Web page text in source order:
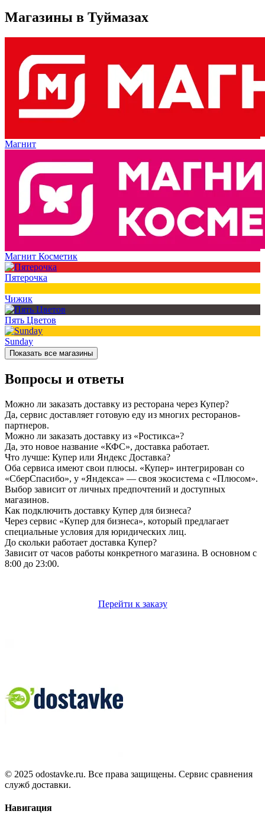
Магазины в Туймазах
Магнит
Магнит Косметик
Пятерочка
Чижик
Пять Цветов
Sunday
Показать все магазины
Вопросы и ответы
Можно ли заказать доставку из ресторана через Купер?
Да, сервис доставляет готовую еду из многих ресторанов-
партнеров.
Можно ли заказать доставку из «Ростикса»?
Да, это новое название «КФС», доставка работает.
Что лучше: Купер или Яндекс Доставка?
Оба сервиса имеют свои плюсы. «Купер» интегрирован со
«СберСпасибо», у «Яндекса» — своя экосистема с «Плюсом».
Выбор зависит от личных предпочтений и доступных
магазинов.
Как подключить доставку Купер для бизнеса?
Через сервис «Купер для бизнеса», который предлагает
специальные условия для юридических лиц.
До скольки работает доставка Купер?
Зависит от часов работы конкретного магазина. В основном с
8:00 до 23:00.
Перейти к заказу
© 2025 odostavke.ru. Все права защищены. Сервис сравнения
служб доставки.
Навигация